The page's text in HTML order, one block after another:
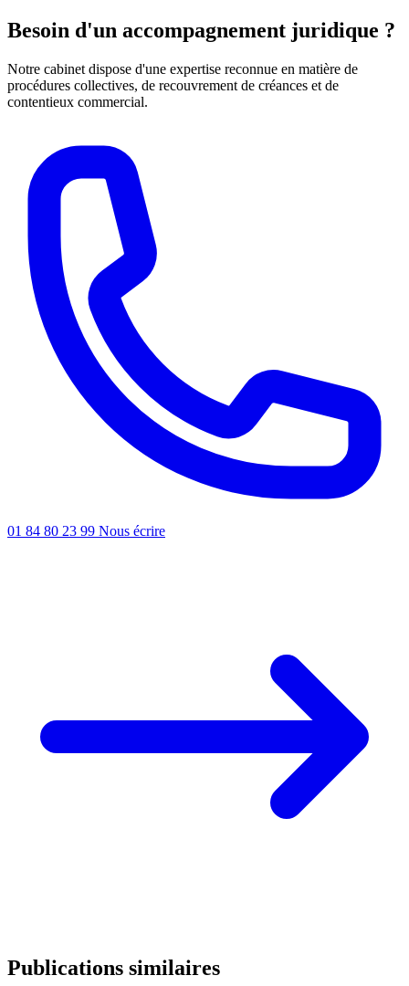
Besoin d'un accompagnement juridique ?
Notre cabinet dispose d'une expertise reconnue en matière de
procédures collectives, de recouvrement de créances et de
contentieux commercial.
01 84 80 23 99 Nous écrire
Publications similaires